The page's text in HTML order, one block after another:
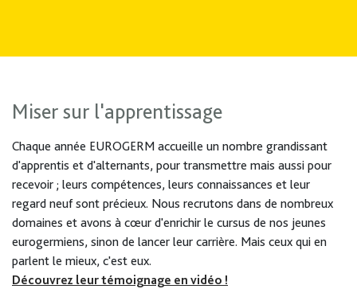
Miser sur l'apprentissage
Chaque année EUROGERM accueille un nombre grandissant
d'apprentis et d'alternants, pour transmettre mais aussi pour
recevoir ; leurs compétences, leurs connaissances et leur
regard neuf sont précieux. Nous recrutons dans de nombreux
domaines et avons à cœur d'enrichir le cursus de nos jeunes
eurogermiens, sinon de lancer leur carrière. Mais ceux qui en
parlent le mieux, c'est eux.
Découvrez leur témoignage en vidéo !